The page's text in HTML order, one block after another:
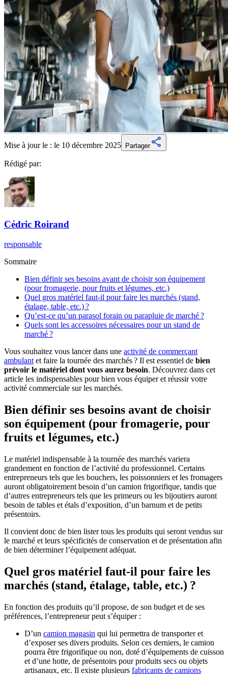
Mise à jour le : le 10 décembre 2025 Partager
Rédigé par:
Cédric Roirand
responsable
Sommaire
Bien définir ses besoins avant de choisir son équipement
(pour fromagerie, pour fruits et légumes, etc.)
Quel gros matériel faut-il pour faire les marchés (stand,
étalage, table, etc.) ?
Qu’est-ce qu’un parasol forain ou parapluie de marché ?
Quels sont les accessoires nécessaires pour un stand de
marché ?
Vous souhaitez vous lancer dans une activité de commerçant
ambulant et faire la tournée des marchés ? Il est essentiel de bien
prévoir le matériel dont vous aurez besoin. Découvrez dans cet
article les indispensables pour bien vous équiper et réussir votre
activité commerciale sur les marchés.
Bien définir ses besoins avant de choisir
son équipement (pour fromagerie, pour
fruits et légumes, etc.)
Le matériel indispensable à la tournée des marchés variera
grandement en fonction de l’activité du professionnel. Certains
entrepreneurs tels que les bouchers, les poissonniers et les fromagers
auront obligatoirement besoin d’un camion frigorifique, tandis que
d’autres entrepreneurs tels que les primeurs ou les bijoutiers auront
besoin de tables et étals d’exposition, d’un barnum et de petits
présentoirs.
Il convient donc de bien lister tous les produits qui seront vendus sur
le marché et leurs spécificités de conservation et de présentation afin
de bien déterminer l’équipement adéquat.
Quel gros matériel faut-il pour faire les
marchés (stand, étalage, table, etc.) ?
En fonction des produits qu’il propose, de son budget et de ses
préférences, l’entrepreneur peut s’équiper :
D’un camion magasin qui lui permettra de transporter et
d’exposer ses divers produits. Selon ces derniers, le camion
pourra être frigorifique ou non, doté d’équipements de cuisson
et d’une hotte, de présentoirs pour produits secs ou objets
artisanaux, etc. Il existe plusieurs fabricants de camions